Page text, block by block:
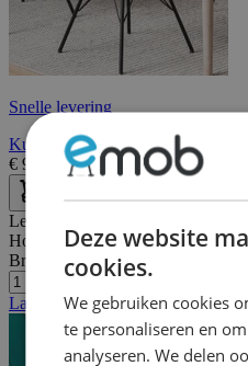
Snelle levering
Kuipstoel Irma in fluweel -
€ 95,90 €137,00
Lengte:
Hoogte:83 cm
Breedte/diepte:57 cm
Laatste stuks
Deze website
cookies.
We gebruiken cookies
te personaliseren en
analyseren. We delen